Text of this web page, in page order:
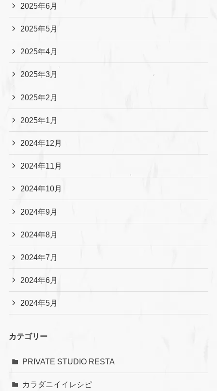
2025年6月
2025年5月
2025年4月
2025年3月
2025年2月
2025年1月
2024年12月
2024年11月
2024年10月
2024年9月
2024年8月
2024年7月
2024年6月
2024年5月
カテゴリー
PRIVATE STUDIO RESTA
カラダニイイレシピ